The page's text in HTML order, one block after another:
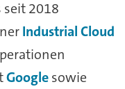
2018
Industrial Cloud
Googlesowie